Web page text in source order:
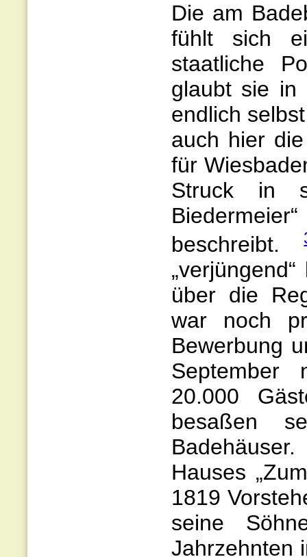
Die am
fühlt sich
staatliche
glaubt sie in
endlich
auch hier
für
Struck in
beschreibt.
über die
war noch
Bewerbung
September
20.000
besaßen
Hauses
1819
seine
Jahrzehnten